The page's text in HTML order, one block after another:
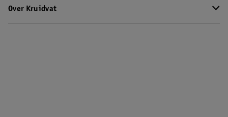
Over Kruidvat